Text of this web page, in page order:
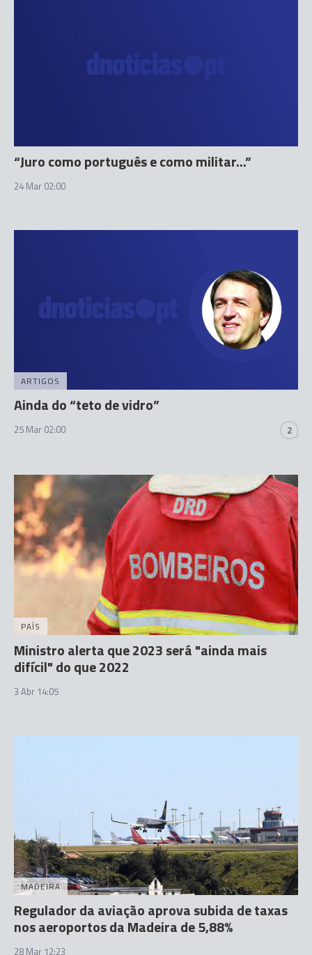
“Juro como português e como militar...”
24 Mar 02:00
ARTIGOS
Ainda do “teto de vidro”
25 Mar 02:00 2
PAÍS
Ministro alerta que 2023 será "ainda mais
difícil" do que 2022
3 Abr 14:05
MADEIRA
Regulador da aviação aprova subida de taxas
nos aeroportos da Madeira de 5,88%
28 Mar 12:23